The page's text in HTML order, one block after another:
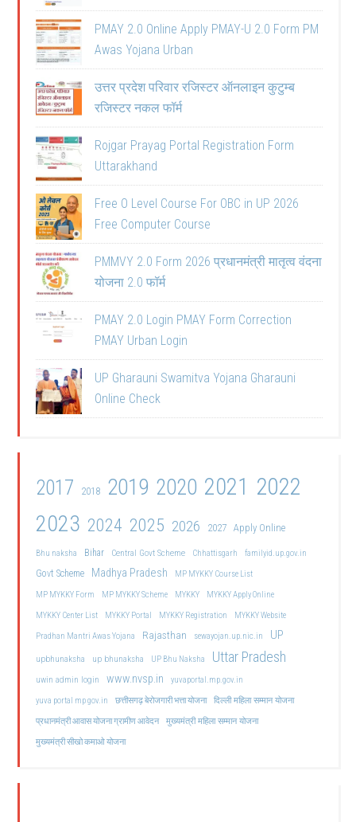
PMAY 2.0 Online Apply PMAY-U 2.0 Form PM
Awas Yojana Urban
उत्तर प्रदेश परिवार रजिस्टर ऑनलाइन कुटुम्ब
रजिस्टर नकल फॉर्म
Rojgar Prayag Portal Registration Form
Uttarakhand
Free O Level Course For OBC in UP 2026
Free Computer Course
PMMVY 2.0 Form 2026 प्रधानमंत्री मातृत्व वंदना
योजना 2.0 फॉर्म
PMAY 2.0 Login PMAY Form Correction
PMAY Urban Login
UP Gharauni Swamitva Yojana Gharauni
Online Check
2017 2018 2019 2020 2021 2022
2023 2024 2025 2026 2027 Apply Online
Bhu naksha Bihar Central Govt Scheme Chhattisgarh familyid.up.gov.in
Govt Scheme Madhya Pradesh
MP MYKKY Course List
MP MYKKY Form
MP MYKKY Scheme MYKKY
MYKKY Apply Online
MYKKY Center List
MYKKY Portal MYKKY Registration
MYKKY Website
Pradhan Mantri Awas Yojana
Rajasthan sewayojan.up.nic.in UP
upbhunaksha up bhunaksha UP Bhu Naksha Uttar Pradesh
uwin admin login www.nvsp.in
yuvaportal.mp.gov.in
yuva portal mp gov.in
छत्तीसगढ़ बेरोजगारी भत्ता योजना दिल्ली महिला सम्मान योजना
प्रधानमंत्री आवास योजना ग्रामीण आवेदन मुख्यमंत्री महिला सम्मान योजना
मुख्यमंत्री सीखो कमाओ योजना